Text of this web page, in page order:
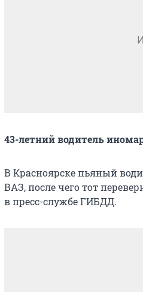
43-летний водитель
В Красноярске пьяный
ВАЗ, после чего тот
в пресс-службе ГИБДД.